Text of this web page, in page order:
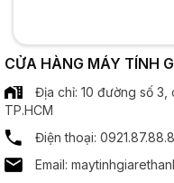
Công nghệ MH:
Công
Bộ xử lý đồ hoạ
Chipset đồ hoạ:
CỬA HÀNG MÁY TÍNH
Địa chỉ: 10 đường số 3,
TP.HCM
Điện thoại:
Email: